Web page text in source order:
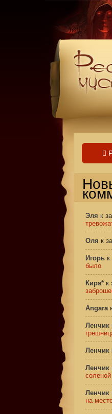
Эля к
Оля к
Игорь к
было
Кира* к
Angara
Ленчик
Ленчик
Ленчик
Ленчик
на